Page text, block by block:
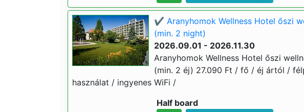
✔️ Aranyhomok Wellness Hotel őszi
(min. 2 night)
2026.09.01 - 2026.11.30
Aranyhomok Wellness Hotel őszi
(min. 2 éj) 27.090 Ft / fő / éj ártól /
használat / ingyenes WiFi /
Half board